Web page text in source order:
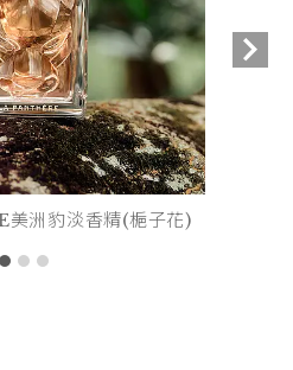
洲豹淡香精(梔子花)